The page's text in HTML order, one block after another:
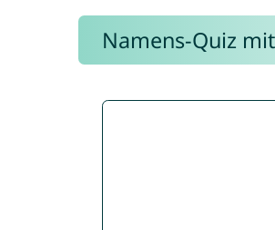
Namens-Quiz